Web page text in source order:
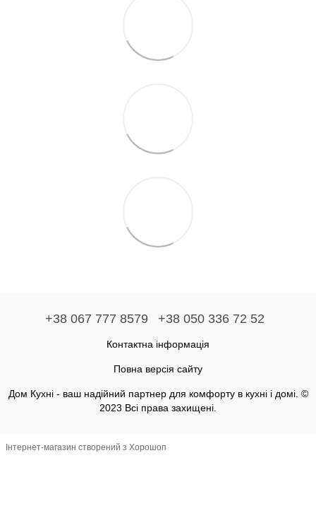
+38 067 777 8579 +38 050 336 72 52
Контактна інформація
Повна версія сайту
Дом Кухні - ваш надійний партнер для комфорту в кухні і домі. ©
2023 Всі права захищені.
Інтернет-магазин створений з Хорошоп